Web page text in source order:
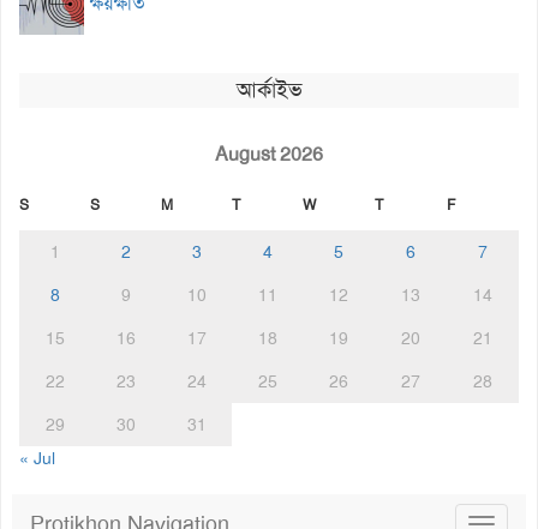
আর্কাইভ
August 2026
S S M T W T F
1 2 3 4 5 6
7
8
9 10 11 12 13
14
15
16 17 18 19 20
21
22
23 24 25 26 27
28
29
30
31
« Jul